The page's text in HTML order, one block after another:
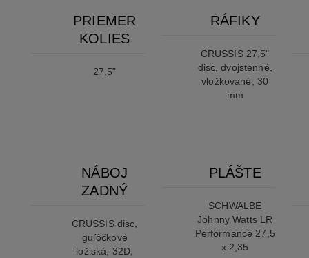
PRIEMER
KOLIES
27,5"
RÁFIKY
CRUSSIS 27,5"
disc, dvojstenné,
vložkované, 30
mm
NÁBOJ
ZADNÝ
CRUSSIS disc,
guľôčkové
ložiská, 32D,
PLÁŠTE
SCHWALBE
Johnny Watts LR
Performance 27,5
x 2,35